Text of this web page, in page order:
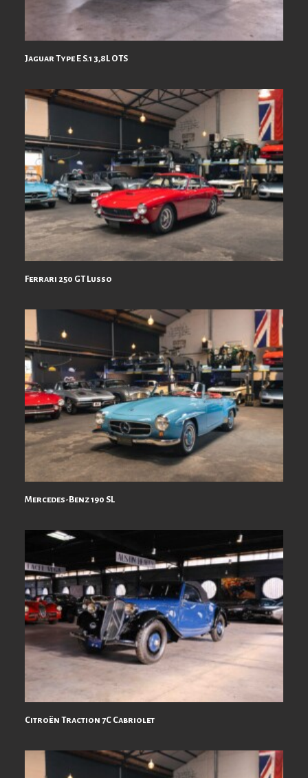
Jaguar Type E S.1 3,8L OTS
Ferrari 250 GT Lusso
Mercedes-Benz 190 SL
Citroën Traction 7C Cabriolet